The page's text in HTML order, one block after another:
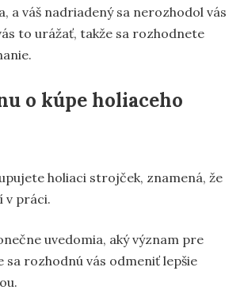
a váš nadriadený sa nerozhodol vás
to urážať, takže sa rozhodnete
o kúpe holiaceho
holiaci strojček, znamená, že
v práci.
uvedomia, aký význam pre
sa rozhodnú vás odmeniť lepšie